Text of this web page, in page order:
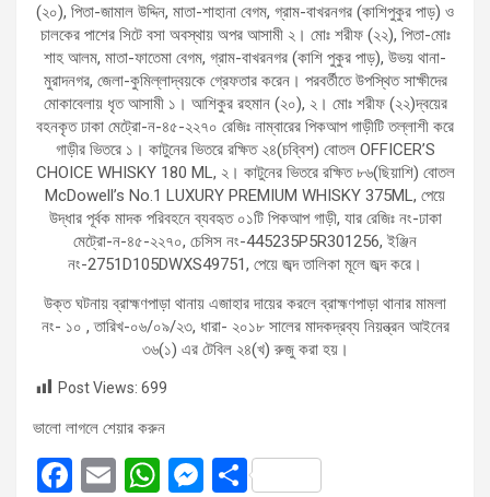
(২০), পিতা-জামাল উদ্দিন, মাতা-শাহানা বেগম, গ্রাম-বাখরনগর (কাশিপুকুর পাড়) ও
চালকের পাশের সিটে বসা অবস্থায় অপর আসামী ২। মোঃ শরীফ (২২), পিতা-মোঃ
শাহ আলম, মাতা-ফাতেমা বেগম, গ্রাম-বাখরনগর (কাশি পুকুর পাড়), উভয় থানা-
মুরাদনগর, জেলা-কুমিল্লাদ্বয়কে গ্রেফতার করেন। পরবর্তীতে উপস্থিত সাক্ষীদের
মোকাবেলায় ধৃত আসামী ১। আশিকুর রহমান (২০), ২। মোঃ শরীফ (২২)দ্বয়ের
বহনকৃত ঢাকা মেট্রো-ন-৪৫-২২৭০ রেজিঃ নাম্বারের পিকআপ গাড়ীটি তল্লাশী করে
গাড়ীর ভিতরে ১। কাটুনের ভিতরে রক্ষিত ২৪(চব্বিশ) বোতল OFFICER’S
CHOICE WHISKY 180 ML, ২। কাটুনের ভিতরে রক্ষিত ৮৬(ছিয়াশি) বোতল
McDowell’s No.1 LUXURY PREMIUM WHISKY 375ML, পেয়ে
উদ্ধার পূর্বক মাদক পরিবহনে ব্যবহৃত ০১টি পিকআপ গাড়ী, যার রেজিঃ নং-ঢাকা
মেট্রো-ন-৪৫-২২৭০, চেসিস নং-445235P5R301256, ইঞ্জিন
নং-2751D105DWXS49751, পেয়ে জব্দ তালিকা মূলে জব্দ করে।
উক্ত ঘটনায় ব্রাহ্মণপাড়া থানায় এজাহার দায়ের করলে ব্রাহ্মণপাড়া থানার মামলা
নং- ১০ , তারিখ-০৬/০৯/২৩, ধারা- ২০১৮ সালের মাদকদ্রব্য নিয়ন্ত্রন আইনের
৩৬(১) এর টেবিল ২৪(খ) রুজু করা হয়।
Post Views: 699
ভালো লাগলে শেয়ার করুন
F
E
W M S